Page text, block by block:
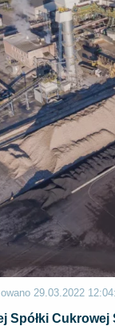
29.03.2022
Spółki